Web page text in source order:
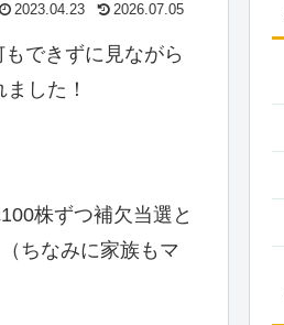
2023.04.23 2026.07.05
できずに見ながら
した！
株ずつ補欠当選と
ちなみに家族もマ